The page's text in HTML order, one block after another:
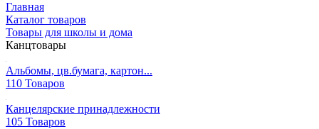
Главная
Каталог товаров
Товары для школы и дома
Канцтовары
Альбомы, цв.бумага, картон...
110 Товаров
Канцелярские принадлежности
105 Товаров